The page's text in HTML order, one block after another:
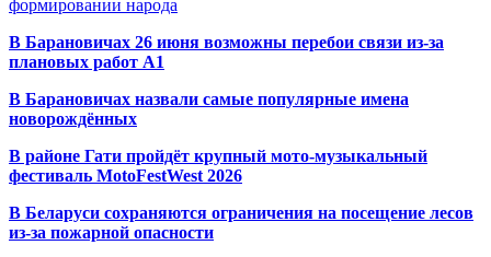
формировании народа
В Барановичах 26 июня возможны перебои связи из-за
плановых работ A1
В Барановичах назвали самые популярные имена
новорождённых
В районе Гати пройдёт крупный мото-музыкальный
фестиваль MotoFestWest 2026
В Беларуси сохраняются ограничения на посещение лесов
из-за пожарной опасности